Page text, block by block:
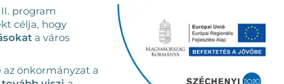
program
célja, hogy
a város
az önkormányzat a